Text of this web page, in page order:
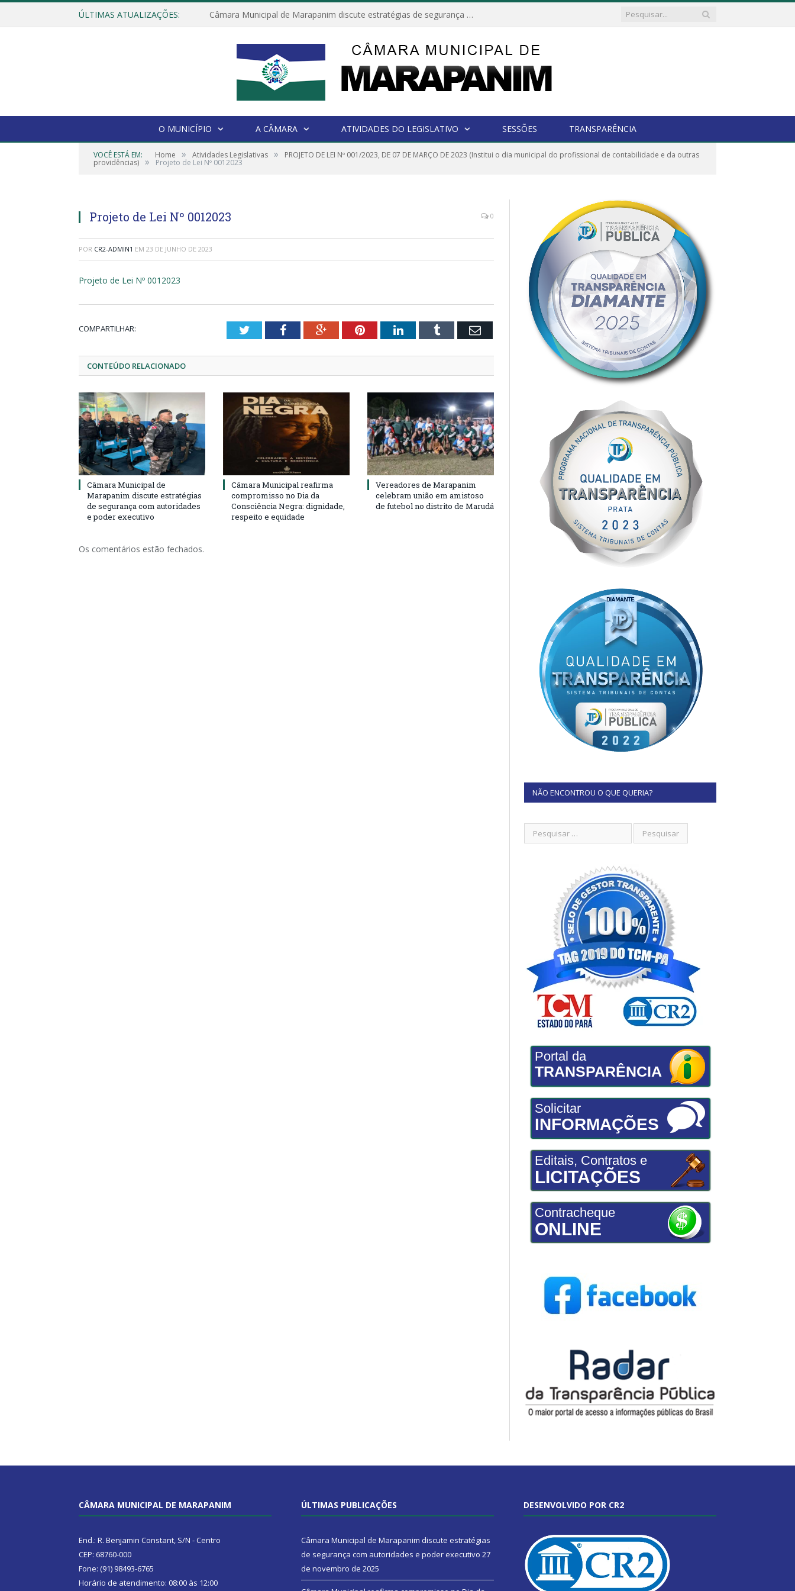
ÚLTIMAS ATUALIZAÇÕES: Câmara Municipal de Marapanim discute estratégias de segurança com autoridades e poder executivo
O MUNICÍPIO A CÂMARA ATIVIDADES DO LEGISLATIVO SESSÕES TRANSPARÊNCIA
VOCÊ ESTÁ EM: Home » Atividades Legislativas » PROJETO DE LEI Nº 001/2023, DE 07 DE MARÇO DE 2023 (Institui o dia municipal do profissional de contabilidade e da outras
providências) » Projeto de Lei Nº 0012023
Projeto de Lei Nº 0012023 0
POR CR2-ADMIN1 EM 23 DE JUNHO DE 2023
Projeto de Lei Nº 0012023
COMPARTILHAR: TwitterFacebookGoogle+PinterestLinkedInTumblr Email
CONTEÚDO RELACIONADO
Câmara Municipal de
Marapanim discute estratégias
de segurança com autoridades
e poder executivo
Câmara Municipal reafirma
compromisso no Dia da
Consciência Negra: dignidade,
respeito e equidade
Vereadores de Marapanim
celebram união em amistoso
de futebol no distrito de Marudá
Os comentários estão fechados.
NÃO ENCONTROU O QUE QUERIA?
Portal da
TRANSPARÊNCIA
Solicitar
INFORMAÇÕES
Editais, Contratos e
LICITAÇÕES
Contracheque
ONLINE
CÂMARA MUNICIPAL DE MARAPANIM
End.: R. Benjamin Constant, S/N - Centro
CEP: 68760-000
Fone: (91) 98493-6765
Horário de atendimento: 08:00 às 12:00
ÚLTIMAS PUBLICAÇÕES
Câmara Municipal de Marapanim discute estratégias
de segurança com autoridades e poder executivo 27
de novembro de 2025
DESENVOLVIDO POR CR2